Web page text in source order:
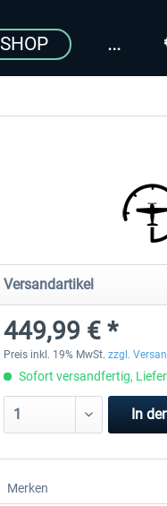
SHOP
Versandartikel
449,99 € *
Preis inkl. 19% MwSt. zzgl.
Sofort versandfertig,
In
Merken